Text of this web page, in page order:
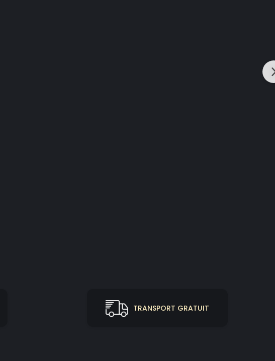
TRANSPORT GRATUIT